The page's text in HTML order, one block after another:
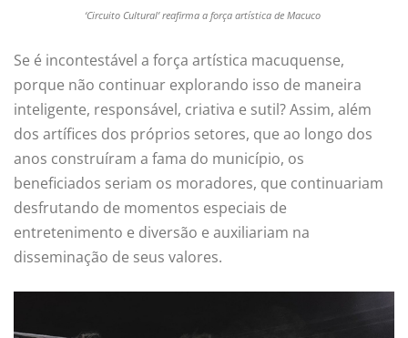
‘Circuito Cultural’ reafirma a força artística de Macuco
Se é incontestável a força artística macuquense,
porque não continuar explorando isso de maneira
inteligente, responsável, criativa e sutil? Assim, além
dos artífices dos próprios setores, que ao longo dos
anos construíram a fama do município, os
beneficiados seriam os moradores, que continuariam
desfrutando de momentos especiais de
entretenimento e diversão e auxiliariam na
disseminação de seus valores.